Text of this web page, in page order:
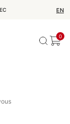
EN
0